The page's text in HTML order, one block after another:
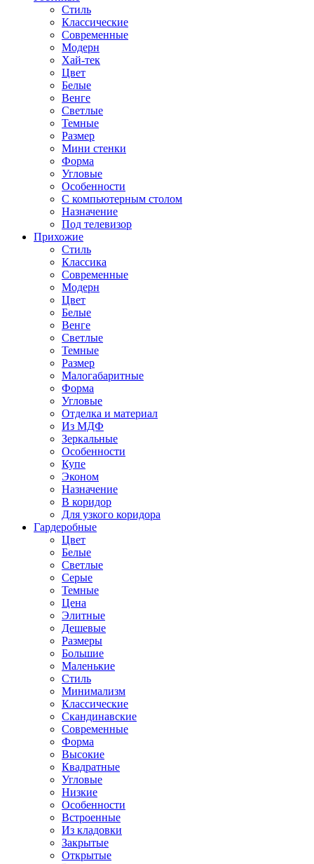
Стиль
Классические
Современные
Модерн
Хай-тек
Цвет
Белые
Венге
Светлые
Темные
Размер
Мини стенки
Форма
Угловые
Особенности
С компьютерным столом
Назначение
Под телевизор
Прихожие
Стиль
Классика
Современные
Модерн
Цвет
Белые
Венге
Светлые
Темные
Размер
Малогабаритные
Форма
Угловые
Отделка и материал
Из МДФ
Зеркальные
Особенности
Купе
Эконом
Назначение
В коридор
Для узкого коридора
Гардеробные
Цвет
Белые
Светлые
Серые
Темные
Цена
Элитные
Дешевые
Размеры
Большие
Маленькие
Стиль
Минимализм
Классические
Скандинавские
Современные
Форма
Высокие
Квадратные
Угловые
Низкие
Особенности
Встроенные
Из кладовки
Закрытые
Открытые